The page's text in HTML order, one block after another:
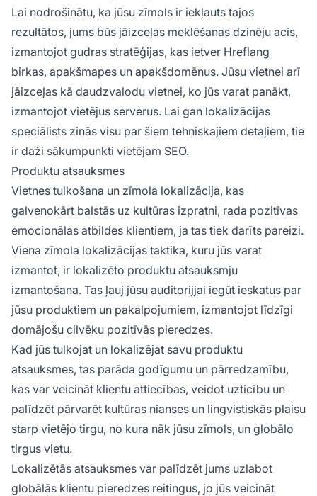
Lai nodrošinātu, ka jūsu zīmols ir iekļauts tajos
rezultātos, jums būs jāizceļas meklēšanas dzinēju acīs,
izmantojot gudras stratēģijas, kas ietver Hreflang
birkas, apakšmapes un apakšdomēnus. Jūsu vietnei arī
jāizceļas kā daudzvalodu vietnei, ko jūs varat panākt,
izmantojot vietējus serverus. Lai gan lokalizācijas
speciālists zinās visu par šiem tehniskajiem detaļiem, tie
ir daži sākumpunkti vietējam SEO.
Produktu atsauksmes
Vietnes tulkošana un zīmola lokalizācija, kas
galvenokārt balstās uz kultūras izpratni, rada pozitīvas
emocionālas atbildes klientiem, ja tas tiek darīts pareizi.
Viena zīmola lokalizācijas taktika, kuru jūs varat
izmantot, ir lokalizēto produktu atsauksmju
izmantošana. Tas ļauj jūsu auditorijjai iegūt ieskatus par
jūsu produktiem un pakalpojumiem, izmantojot līdzīgi
domājošu cilvēku pozitīvās pieredzes.
Kad jūs tulkojat un lokalizējat savu produktu
atsauksmes, tas parāda godīgumu un pārredzamību,
kas var veicināt klientu attiecības, veidot uzticību un
palīdzēt pārvarēt kultūras nianses un lingvistiskās plaisu
starp vietējo tirgu, no kura nāk jūsu zīmols, un globālo
tirgus vietu.
Lokalizētās atsauksmes var palīdzēt jums uzlabot
globālās klientu pieredzes reitingus, jo jūs veicināt